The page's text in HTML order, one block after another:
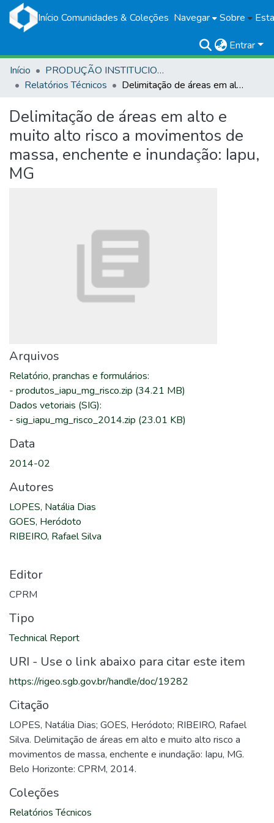
Início Comunidades & Coleções Navegar Sobre
Entrar
Início
PRODUÇÃO INSTITUCIONAL
Relatórios Técnicos
Delimitação de áreas em alto e muito alto risco a movimentos de massa, enchente e inundação: Iapu, MG
Delimitação de áreas em alto e
muito alto risco a movimentos de
massa, enchente e inundação: Iapu,
MG
Arquivos
Relatório, pranchas e formulários:
- produtos_iapu_mg_risco.zip (34.21 MB)
Dados vetoriais (SIG):
- sig_iapu_mg_risco_2014.zip (23.01 KB)
Data
2014-02
Autores
LOPES, Natália Dias
GOES, Heródoto
RIBEIRO, Rafael Silva
Editor
CPRM
Tipo
Technical Report
URI - Use o link abaixo para citar este item
https://rigeo.sgb.gov.br/handle/doc/19282
Citação
LOPES, Natália Dias; GOES, Heródoto; RIBEIRO, Rafael
Silva. Delimitação de áreas em alto e muito alto risco a
movimentos de massa, enchente e inundação: Iapu, MG.
Belo Horizonte: CPRM, 2014.
Coleções
Relatórios Técnicos